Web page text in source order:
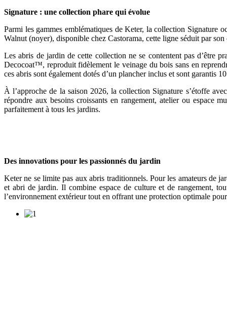
Signature : une collection phare qui évolue
Parmi les gammes emblématiques de Keter, la collection Signature
Walnut (noyer), disponible chez Castorama, cette ligne séduit par
Les abris de jardin de cette collection ne se contentent pas d’être
Decocoat™, reproduit fidèlement le veinage du bois sans en
ces abris sont également dotés d’un plancher inclus et sont garantis
À l’approche de la saison 2026, la collection Signature s’étoffe
répondre aux besoins croissants en rangement, atelier ou espace
parfaitement à tous les jardins.
Des innovations pour les passionnés du jardin
Keter ne se limite pas aux abris traditionnels. Pour les amateurs de
et abri de jardin. Il combine espace de culture et de rangement,
l’environnement extérieur tout en offrant une protection optimale